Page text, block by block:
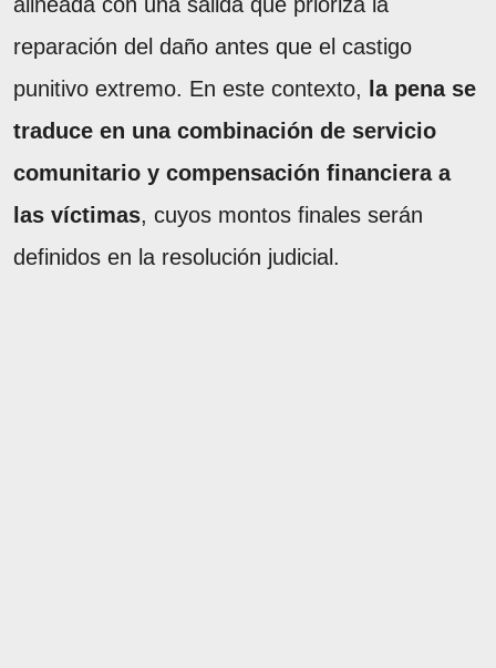
reparación del daño antes que el castigo
punitivo extremo. En este contexto, la pena se
traduce en una combinación de servicio
comunitario y compensación financiera a
las víctimas, cuyos montos finales serán
definidos en la resolución judicial.